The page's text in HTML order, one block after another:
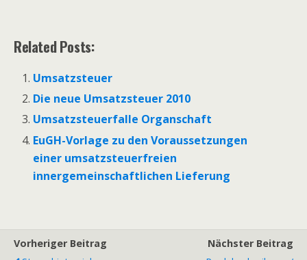
Related Posts:
Umsatzsteuer
Die neue Umsatzsteuer 2010
Umsatzsteuerfalle Organschaft
EuGH-Vorlage zu den Voraussetzungen
einer umsatzsteuerfreien
innergemeinschaftlichen Lieferung
Vorheriger Beitrag
Nächster Beitrag